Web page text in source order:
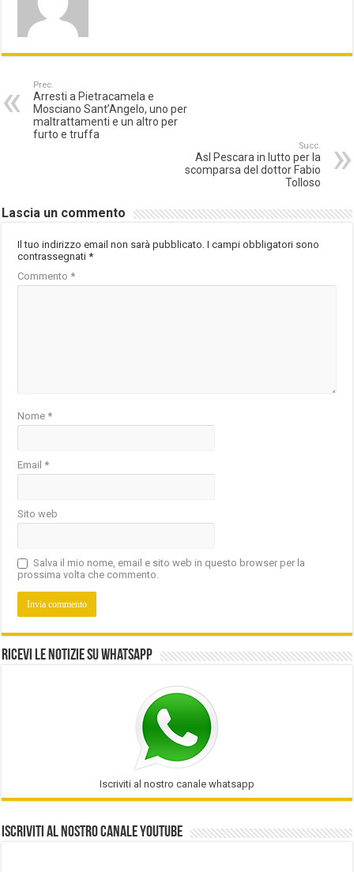
Prec.
Arresti a Pietracamela e
Mosciano Sant’Angelo, uno per
maltrattamenti e un altro per
furto e truffa
Succ.
Asl Pescara in lutto per la
scomparsa del dottor Fabio
Tolloso
Lascia un commento
Il tuo indirizzo email non sarà pubblicato. I campi obbligatori sono
contrassegnati*
Commento*
Nome*
Email*
Sito web
Salva il mio nome, email e sito web in questo browser per la
prossima volta che commento.
Ricevi le notizie su Whatsapp
Iscriviti al nostro canale whatsapp
Iscriviti al nostro Canale Youtube